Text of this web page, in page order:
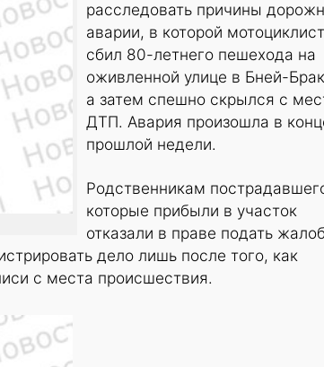
расследовать причины
аварии, в которой мотоциклист
сбил 80-летнего пешехода на
оживленной улице в Бней-
а затем спешно скрылся с
ДТП. Авария произошла в
прошлой недели.
Родственникам
которые прибыли в участок
отказали в праве подать
дело лишь после того, как
с места происшествия.